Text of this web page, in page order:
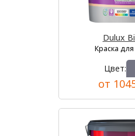
Dulux
Краска
Цвет:
от